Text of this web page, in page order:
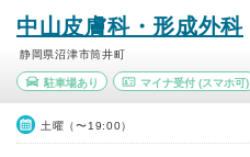
中山皮膚科・形成外科
静岡県沼津市筒井町
駐車場あり マイナ受付(スマホ可)
土曜（〜19:00）